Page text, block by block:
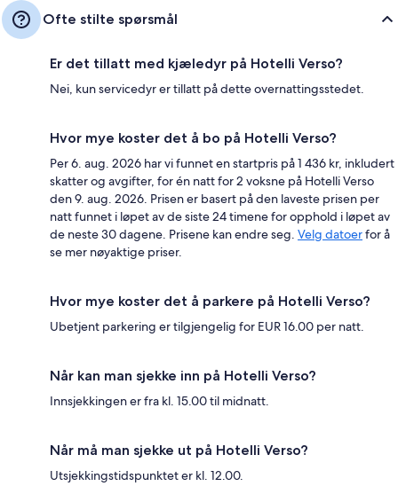
Ofte stilte spørsmål
Er det tillatt med kjæledyr på Hotelli Verso?
Nei, kun servicedyr er tillatt på dette overnattingsstedet.
Hvor mye koster det å bo på Hotelli Verso?
Per 6. aug. 2026 har vi funnet en startpris på 1 436 kr, inkludert
skatter og avgifter, for én natt for 2 voksne på Hotelli Verso
den 9. aug. 2026. Prisen er basert på den laveste prisen per
natt funnet i løpet av de siste 24 timene for opphold i løpet av
de neste 30 dagene. Prisene kan endre seg. Velg datoerfor å
se mer nøyaktige priser.
Hvor mye koster det å parkere på Hotelli Verso?
Ubetjent parkering er tilgjengelig for EUR 16.00 per natt.
Når kan man sjekke inn på Hotelli Verso?
Innsjekkingen er fra kl. 15.00 til midnatt.
Når må man sjekke ut på Hotelli Verso?
Utsjekkingstidspunktet er kl. 12.00.